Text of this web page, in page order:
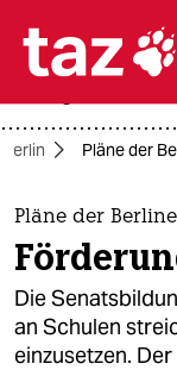

themen
politik
öko
Berlin Pläne der
Pläne der
Die
an Schulen
einzusetzen.